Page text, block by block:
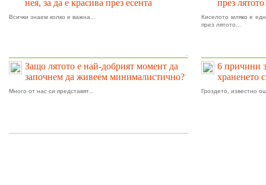
нея, за да е красива през есента
Всички знаем колко е важна...
през
Киселото мляко е
през лятото...
Защо лятото е най-добрият момент да
започнем да живеем минималистично?
Много от нас си представят...
6 причини
храненето
Гроздето, известно